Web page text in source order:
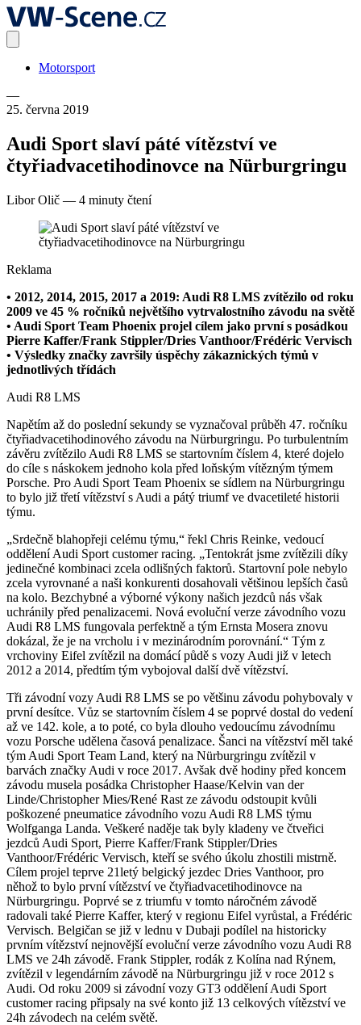
Motorsport
—
25. června 2019
Audi Sport slaví páté vítězství ve
čtyřiadvacetihodinovce na Nürburgringu
Libor Olič — 4 minuty čtení
Reklama
• 2012, 2014, 2015, 2017 a 2019: Audi R8 LMS zvítězilo od roku
2009 ve 45 % ročníků největšího vytrvalostního závodu na světě
• Audi Sport Team Phoenix projel cílem jako první s posádkou
Pierre Kaffer/Frank Stippler/Dries Vanthoor/Frédéric Vervisch
• Výsledky značky završily úspěchy zákaznických týmů v
jednotlivých třídách
Audi R8 LMS
Napětím až do poslední sekundy se vyznačoval průběh 47. ročníku
čtyřiadvacetihodinového závodu na Nürburgringu. Po turbulentním
závěru zvítězilo Audi R8 LMS se startovním číslem 4, které dojelo
do cíle s náskokem jednoho kola před loňským vítězným týmem
Porsche. Pro Audi Sport Team Phoenix se sídlem na Nürburgringu
to bylo již třetí vítězství s Audi a pátý triumf ve dvacetileté historii
týmu.
„Srdečně blahopřeji celému týmu,“ řekl Chris Reinke, vedoucí
oddělení Audi Sport customer racing. „Tentokrát jsme zvítězili díky
jedinečné kombinaci zcela odlišných faktorů. Startovní pole nebylo
zcela vyrovnané a naši konkurenti dosahovali většinou lepších časů
na kolo. Bezchybné a výborné výkony našich jezdců nás však
uchránily před penalizacemi. Nová evoluční verze závodního vozu
Audi R8 LMS fungovala perfektně a tým Ernsta Mosera znovu
dokázal, že je na vrcholu i v mezinárodním porovnání.“ Tým z
vrchoviny Eifel zvítězil na domácí půdě s vozy Audi již v letech
2012 a 2014, předtím tým vybojoval další dvě vítězství.
Tři závodní vozy Audi R8 LMS se po většinu závodu pohybovaly v
první desítce. Vůz se startovním číslem 4 se poprvé dostal do vedení
až ve 142. kole, a to poté, co byla dlouho vedoucímu závodnímu
vozu Porsche udělena časová penalizace. Šanci na vítězství měl také
tým Audi Sport Team Land, který na Nürburgringu zvítězil v
barvách značky Audi v roce 2017. Avšak dvě hodiny před koncem
závodu musela posádka Christopher Haase/Kelvin van der
Linde/Christopher Mies/René Rast ze závodu odstoupit kvůli
poškozené pneumatice závodního vozu Audi R8 LMS týmu
Wolfganga Landa. Veškeré naděje tak byly kladeny ve čtveřici
jezdců Audi Sport, Pierre Kaffer/Frank Stippler/Dries
Vanthoor/Frédéric Vervisch, kteří se svého úkolu zhostili mistrně.
Cílem projel teprve 21letý belgický jezdec Dries Vanthoor, pro
něhož to bylo první vítězství ve čtyřiadvacetihodinovce na
Nürburgringu. Poprvé se z triumfu v tomto náročném závodě
radovali také Pierre Kaffer, který v regionu Eifel vyrůstal, a Frédéric
Vervisch. Belgičan se již v lednu v Dubaji podílel na historicky
prvním vítězství nejnovější evoluční verze závodního vozu Audi R8
LMS ve 24h závodě. Frank Stippler, rodák z Kolína nad Rýnem,
zvítězil v legendárním závodě na Nürburgringu již v roce 2012 s
Audi. Od roku 2009 si závodní vozy GT3 oddělení Audi Sport
customer racing připsaly na své konto již 13 celkových vítězství ve
24h závodech na celém světě.